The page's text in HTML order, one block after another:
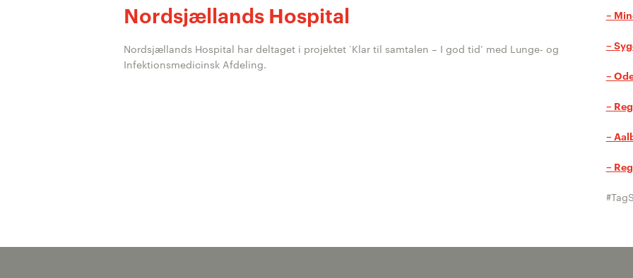
Nordsjællands Hospital
Nordsjællands Hospital har deltaget i projektet ‘Klar til samtalen – I god tid’ med Lunge- og
Infektionsmedicinsk Afdeling.
–
–
–
–
–
–